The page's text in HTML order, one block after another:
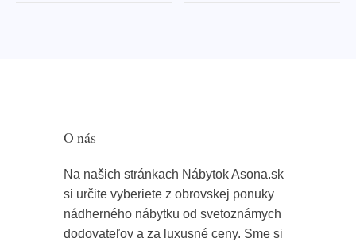
O nás
Na našich stránkach Nábytok Asona.sk
si určite vyberiete z obrovskej ponuky
nádherného nábytku od svetoznámych
dodovateľov a za luxusné ceny. Sme si